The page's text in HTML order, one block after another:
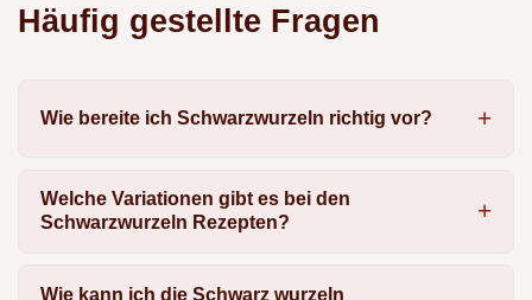
Häufig gestellte Fragen
Wie bereite ich Schwarzwurzeln richtig vor?
Welche Variationen gibt es bei den
Schwarzwurzeln Rezepten?
Wie kann ich die Schwarz wurzeln